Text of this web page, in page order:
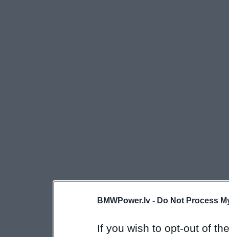
BMWPower.lv - Do Not Process
If you wish to opt-out of